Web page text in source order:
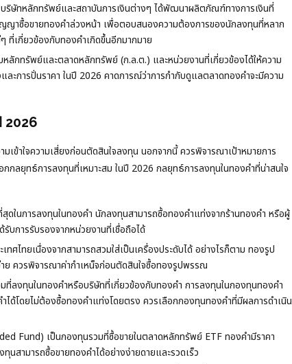
บริษัทหลักทรัพย์และสถาบันการเงินต่างๆ ได้พัฒนาผลิตภัณฑ์ทางการเงินที่
ญาซื้อขายทองคำล่วงหน้า เพื่อตอบสนองความต้องการของนักลงทุนที่หลาก
ที่เกี่ยวข้องกับทองคำเกิดขึ้นอีกมากมาย
ลักทรัพย์และตลาดหลักทรัพย์ (ก.ล.ต.) และหน่วยงานที่เกี่ยวข้องได้ให้ความ
การปั่นราคา ในปี 2026 คาดการณ์ว่าการกำกับดูแลตลาดทองคำจะมีความ
2026
ข้าใจความเสี่ยงก่อนตัดสินใจลงทุน นอกจากนี้ ควรพิจารณาเป้าหมายการ
กลยุทธ์การลงทุนที่เหมาะสม ในปี 2026 กลยุทธ์การลงทุนในทองคำที่น่าสนใจ
ดในการลงทุนในทองคำ นักลงทุนสามารถซื้อทองคำแท่งจากร้านทองคำ หรือผู้
บการรับรองจากหน่วยงานที่เชื่อถือได้
ศไทยเนื่องจากสามารถสวมใส่เป็นเครื่องประดับได้ อย่างไรก็ตาม ทองรูป
ย ควรพิจารณาค่ากำเหน็จก่อนตัดสินใจซื้อทองรูปพรรณ
ลงทุนในทองคำหรือบริษัทที่เกี่ยวข้องกับทองคำ การลงทุนในกองทุนทองคำ
ได้โดยไม่ต้องซื้อทองคำแท่งโดยตรง ควรเลือกกองทุนทองคำที่มีผลการดำเนิน
Fund) เป็นกองทุนรวมที่ซื้อขายในตลาดหลักทรัพย์ ETF ทองคำมีราคา
นสามารถซื้อขายทองคำได้อย่างง่ายดายและรวดเร็ว